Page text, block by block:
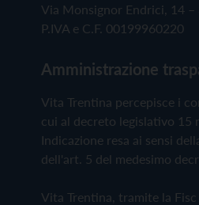
Via Monsignor Endrici, 14 –
P.IVA e C.F. 00199960220
Amministrazione
Vita Trentina percepisce i
cui al decreto legislativo 15
Indicazione resa ai sensi
dell'art. 5 del medesimo
Vita Trentina, tramite la